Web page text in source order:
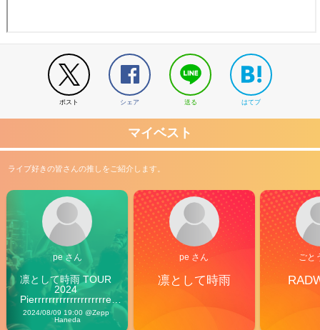
ポスト シェア 送る はてブ
マイベスト
ライブ好きの皆さんの推しをご紹介します。
pe さん
凛として時雨 TOUR
2024
Pierrrrrrrrrrrrrrrrrrrre
Vibes
2024/08/09 19:00 @Zepp
Haneda
pe さん
凛として時雨
ごと